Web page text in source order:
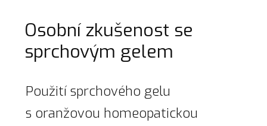
Osobní zkušenost se
sprchovým gelem
Použití sprchového gelu
s oranžovou homeopatickou